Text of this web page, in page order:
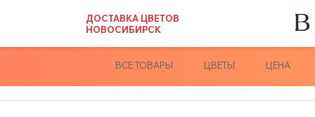
ДОСТАВКА ЦВЕТОВ
НОВОСИБИРСК
ВСЕ ТОВАРЫ ЦВЕТЫ ЦЕНА